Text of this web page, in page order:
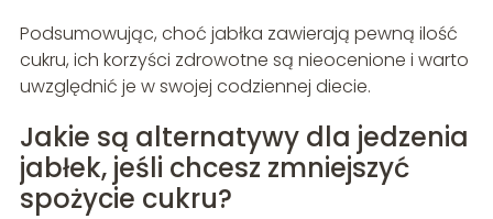
Podsumowując, choć jabłka zawierają pewną ilość
cukru, ich korzyści zdrowotne są nieocenione i warto
uwzględnić je w swojej codziennej diecie.
Jakie są alternatywy dla jedzenia
jabłek, jeśli chcesz zmniejszyć
spożycie cukru?